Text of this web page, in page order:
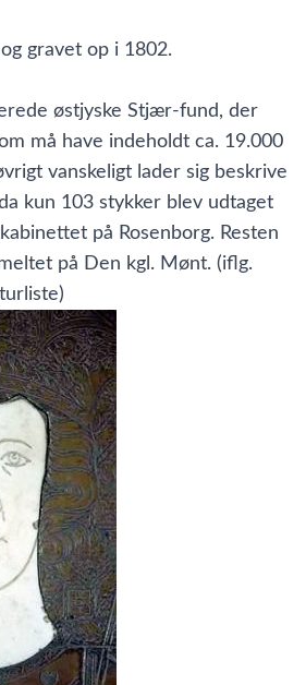
gravet op i 1802.
østjyske Stjær-fund, der
må have indeholdt ca. 19.000
vanskeligt lader sig beskrive
kun 103 stykker blev udtaget
på Rosenborg. Resten
på Den kgl. Mønt. (iflg.